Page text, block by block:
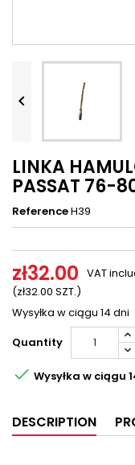


LINKA
PASSAT 76-
ReferenceH39
zł32.00
(zł32.00 SZT.)
VAT
Wysyłka w ciągu 14 dni
Quantity
 Wysyłka w ciągu
DESCRIPTION